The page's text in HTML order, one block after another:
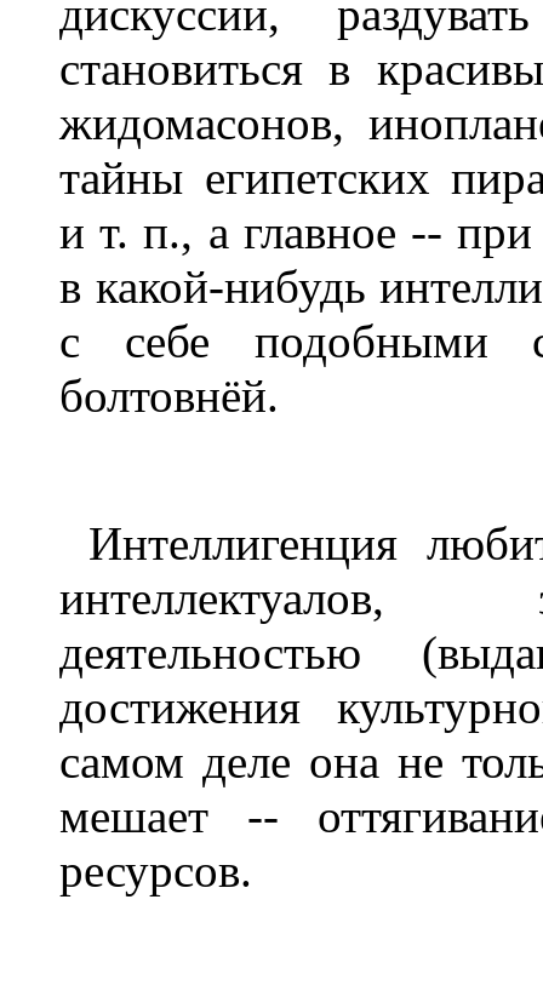
дискуссии,
становиться в
жидомасонов,
тайны египетских
и т. п., а главное --
в какой-нибудь
с себе подобными
болтовнёй.
Интеллигенция
интеллектуалов,
деятельностью
достижения
самом деле она не
мешает --
ресурсов.